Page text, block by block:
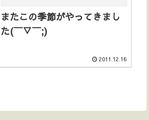
またこの季節がやってきまし
た(￣▽￣;)
2011.12.16